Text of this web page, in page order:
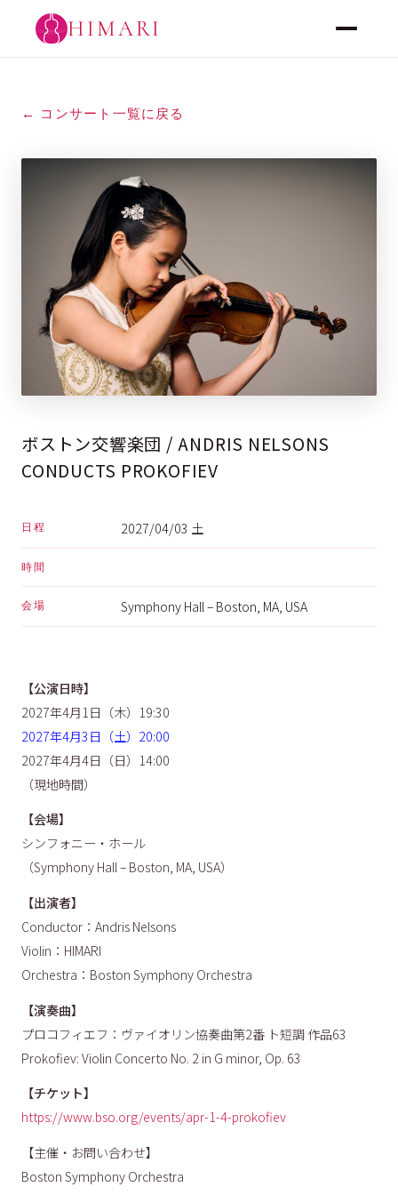
HIMARI
← コンサート一覧に戻る
ボストン交響楽団 / ANDRIS NELSONS
CONDUCTS PROKOFIEV
日程 2027/04/03 土
時間
会場 Symphony Hall – Boston, MA, USA
【公演日時】
2027年4月1日（木）19:30
2027年4月3日（土）20:00
2027年4月4日（日）14:00
（現地時間）
【会場】
シンフォニー・ホール
（Symphony Hall – Boston, MA, USA）
【出演者】
Conductor：Andris Nelsons
Violin：HIMARI
Orchestra：Boston Symphony Orchestra
【演奏曲】
プロコフィエフ：ヴァイオリン協奏曲第2番 ト短調 作品63
Prokofiev: Violin Concerto No. 2 in G minor, Op. 63
【チケット】
https://www.bso.org/events/apr-1-4-prokofiev
【主催・お問い合わせ】
Boston Symphony Orchestra